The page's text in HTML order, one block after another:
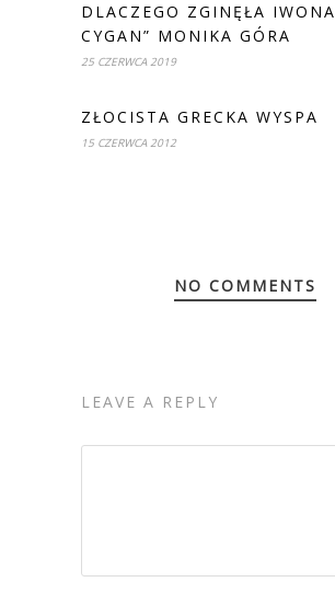
DLACZEGO ZGINĘŁA IWONA
CYGAN” MONIKA GÓRA
25 CZERWCA 2019
ZŁOCISTA GRECKA WYSPA
15 CZERWCA 2012
NO COMMENTS
LEAVE A REPLY